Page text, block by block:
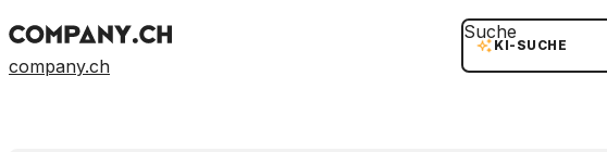
company.ch
KI-SUCHE
Suche